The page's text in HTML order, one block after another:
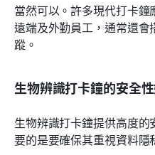
當然可以。許多現代打卡
遠端及外勤員工，通常還會
蹤。
生物辨識打卡鐘的安全
生物辨識打卡鐘提供高度
要的是要確保其重視資料隱